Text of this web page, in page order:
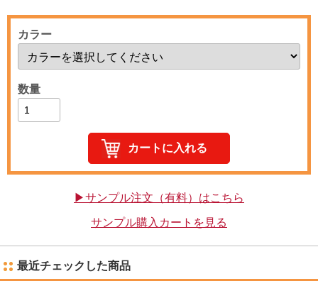
カラー
数量
▶サンプル注文（有料）はこちら
サンプル購入カートを見る
最近チェックした商品